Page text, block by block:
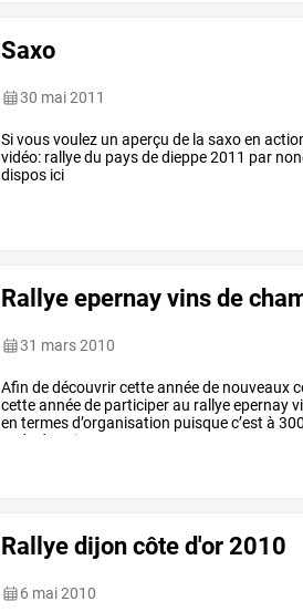
Saxo
30 mai 2011
Si vous voulez un aperçu de la saxo en
vidéo: rallye du pays de dieppe 2011 par
dispos ici
Rallye epernay vins de
31 mars 2010
Afin dedécouvrircetteannéede nouveaux
cetteannéede participerau rallyeepernay
en termesd’organisation puisquec’est à 300
ends
de suite,
Rallye dijon côte d'or 2010
6 mai 2010